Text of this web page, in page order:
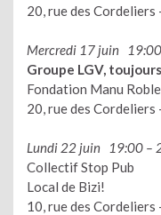
20, rue des Cordeliers
Mercredi 17 juin
Groupe LGV,
Fondation Manu
20, rue des Cordeliers
Lundi 22 juin 19:00 –
Collectif Stop Pub
Local de Bizi!
10, rue des Cordeliers